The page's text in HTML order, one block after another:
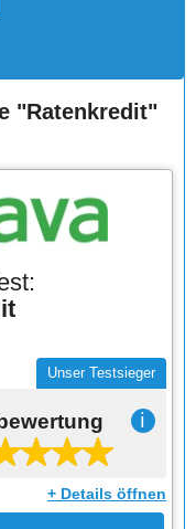
"Ratenkredit"
Unser Testsieger
ℹ
+ Details öffnen